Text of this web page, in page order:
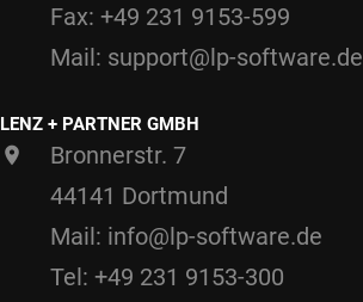
Fax: +49 231 9153-599
Mail: support@lp-software.de
LENZ + PARTNER GMBH
Bronnerstr. 7
44141 Dortmund
Mail: info@lp-software.de
Tel: +49 231 9153-300